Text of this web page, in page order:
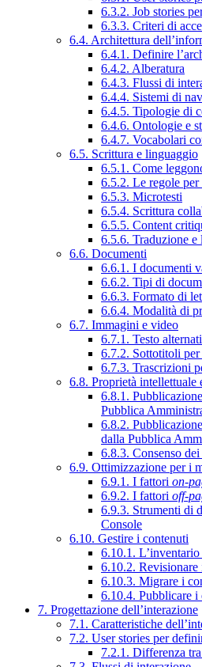
6.3.2. Job stories
6.3.3. Criteri di
6.4. Architettura
6.4.1. Definire
6.4.2. Alberatura
6.4.3. Flussi di
6.4.4. Sistemi di
6.4.5. Tipologie di
6.4.6. Ontologie e
6.4.7. Vocabolari
6.5. Scrittura e linguaggio
6.5.1. Come
6.5.2. Le regole
6.5.3. Microtesti
6.5.4. Scrittura
6.5.5. Content
6.5.6. Traduzione e
6.6. Documenti
6.6.1. I documenti
6.6.2. Tipi di
6.6.3. Formato di
6.6.4. Modalità di
6.7. Immagini e video
6.7.1. Testo
6.7.2. Sottotitoli
6.7.3. Trascrizioni
6.8. Proprietà intellettuale
6.8.1.
Pubblica
6.8.2.
dalla Pubblica
6.8.3. Consenso
6.9. Ottimizzazione per i
6.9.1. I fattori on-
6.9.2. I fattori off-
6.9.3. Strumenti di
Console
6.10. Gestire i contenuti
6.10.1.
6.10.2. Revisionare
6.10.3. Migrare i
6.10.4. Pubblicare i
7. Progettazione dell’interazione
7.1. Caratteristiche
7.2. User stories per
7.2.1. Differenza